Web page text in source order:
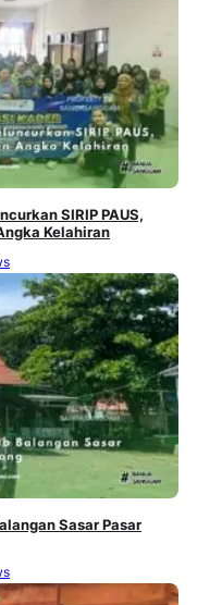
SIRIP PAUS,
Kelahiran
Sasar Pasar